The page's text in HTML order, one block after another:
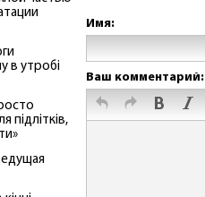
в утробі
підлітків,
Имя:
Ваш комментарий: